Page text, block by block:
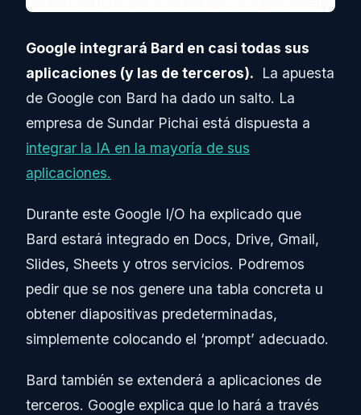
Google integrará Bard en casi todas sus
aplicaciones (y las de terceros). La apuesta
de Google con Bard ha dado un salto. La
empresa de Sundar Pichai está dispuesta a
integrar la IA en la mayoría de sus
aplicaciones.
Durante este Google I/O ha explicado que
Bard estará integrado en Docs, Drive, Gmail,
Slides, Sheets y otros servicios. Podremos
pedir que se nos genere una tabla concreta u
obtener diapositivas predeterminadas,
simplemente colocando el ‘prompt’ adecuado.
Bard también se extenderá a aplicaciones de
terceros. Google explica que lo hará a través